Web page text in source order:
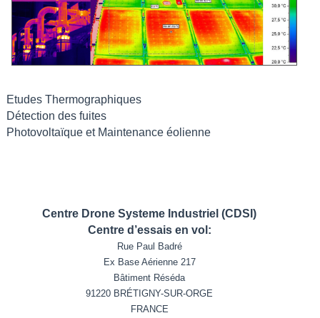
Etudes Thermographiques
Détection des fuites
Photovoltaïque et Maintenance éolienne
Centre Drone Systeme Industriel (CDSI)
Centre d’essais en vol:
Rue Paul Badré
Ex Base Aérienne 217
Bâtiment Réséda
91220 BRÉTIGNY-SUR-ORGE
FRANCE